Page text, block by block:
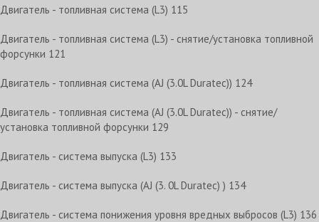
Двигатель - топливная система (L3) 115
Двигатель - топливная система (L3) - снятие/установка топливной
форсунки 121
Двигатель - топливная система (AJ (3.0L Duratec)) 124
Двигатель - топливная система (AJ (3.0L Duratec)) - снятие/
установка топливной форсунки 129
Двигатель - система выпуска (L3) 133
Двигатель - система выпуска (AJ (3. 0L Duratec) ) 134
Двигатель - система понижения уровня вредных выбросов (L3) 136